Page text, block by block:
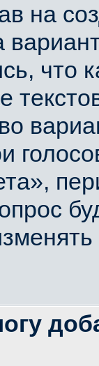
на
что